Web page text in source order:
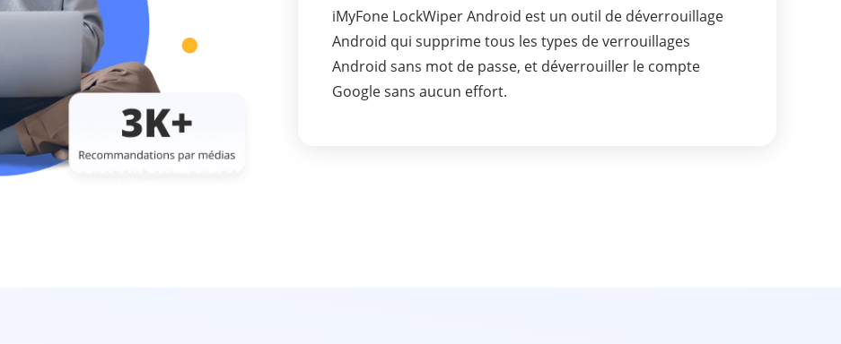
iMyFone LockWiper Android est un outil de déverrouillage
Android qui supprime tous les types de verrouillages
Android sans mot de passe, et déverrouiller le compte
Google sans aucun effort.